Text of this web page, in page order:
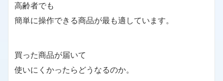
高齢者でも
簡単に操作できる商品が最も適しています。
買った商品が届いて
使いにくかったらどうなるのか。